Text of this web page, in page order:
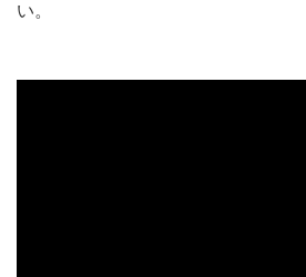
い。